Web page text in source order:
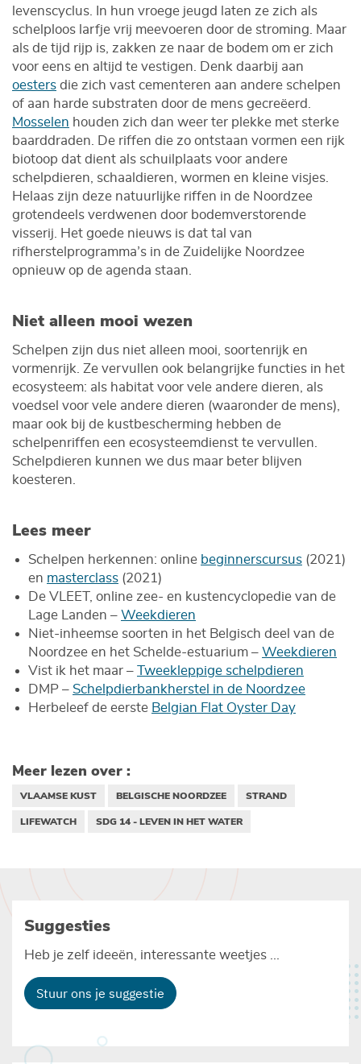
levenscyclus. In hun vroege jeugd laten ze zich als
schelploos larfje vrij meevoeren door de stroming. Maar
als de tijd rijp is, zakken ze naar de bodem om er zich
voor eens en altijd te vestigen. Denk daarbij aan
oesters die zich vast cementeren aan andere schelpen
of aan harde substraten door de mens gecreëerd.
Mosselen houden zich dan weer ter plekke met sterke
baarddraden. De riffen die zo ontstaan vormen een rijk
biotoop dat dient als schuilplaats voor andere
schelpdieren, schaaldieren, wormen en kleine visjes.
Helaas zijn deze natuurlijke riffen in de Noordzee
grotendeels verdwenen door bodemverstorende
visserij. Het goede nieuws is dat tal van
rifherstelprogramma’s in de Zuidelijke Noordzee
opnieuw op de agenda staan.
Niet alleen mooi wezen
Schelpen zijn dus niet alleen mooi, soortenrijk en
vormenrijk. Ze vervullen ook belangrijke functies in het
ecosysteem: als habitat voor vele andere dieren, als
voedsel voor vele andere dieren (waaronder de mens),
maar ook bij de kustbescherming hebben de
schelpenriffen een ecosysteemdienst te vervullen.
Schelpdieren kunnen we dus maar beter blijven
koesteren.
Lees meer
Schelpen herkennen: online beginnerscursus (2021)
en masterclass (2021)
De VLEET, online zee- en kustencyclopedie van de
Lage Landen – Weekdieren
Niet-inheemse soorten in het Belgisch deel van de
Noordzee en het Schelde-estuarium – Weekdieren
Vist ik het maar – Tweekleppige schelpdieren
DMP – Schelpdierbankherstel in de Noordzee
Herbeleef de eerste Belgian Flat Oyster Day
Meer lezen over :
VLAAMSE KUST BELGISCHE NOORDZEE
STRAND
LIFEWATCH
SDG 14 - LEVEN IN HET WATER
Suggesties
Heb je zelf ideeën, interessante weetjes ...
Stuur ons je suggestie